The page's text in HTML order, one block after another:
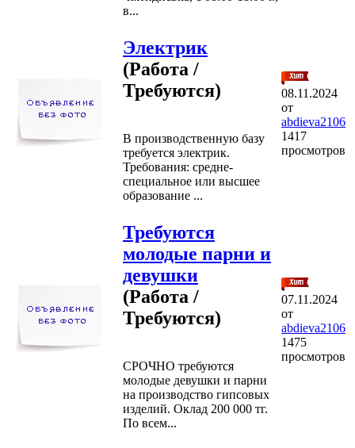
в...
Электрик
(Работа /
Требуются)
В производственную базу
требуется электрик.
Требования: средне-
специальное или высшее
образование ...
08.11.2024
от
abdieva2106
1417
просмотров
Требуются
молодые парни и
девушки
(Работа /
Требуются)
СРОЧНО требуются
молодые девушки и парни
на производство гипсовых
изделий. Оклад 200 000 тг.
По всем...
07.11.2024
от
abdieva2106
1475
просмотров